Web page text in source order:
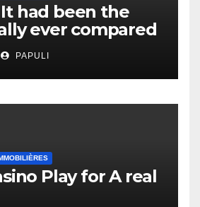
had been the
ever compared
actually?
Learners
PAPULI
Play for A real